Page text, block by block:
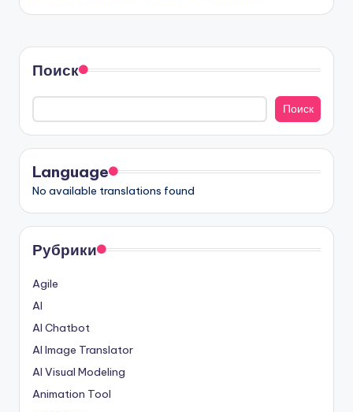
Поиск
Поиск
Language
No available translations found
Рубрики
Agile
AI
AI Chatbot
AI Image Translator
AI Visual Modeling
Animation Tool